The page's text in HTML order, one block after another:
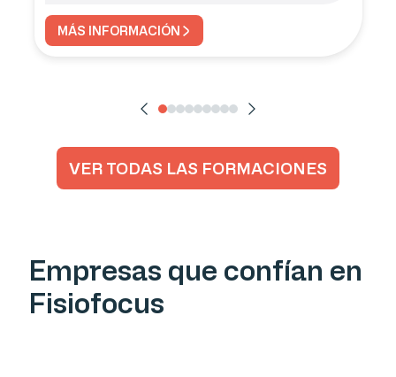
MÁS INFORMACIÓN
VER TODAS LAS FORMACIONES
Empresas que confían en
Fisiofocus